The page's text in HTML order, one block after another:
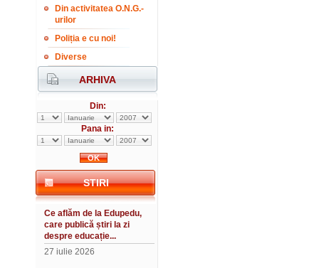
Din activitatea O.N.G.-
urilor
Poliția e cu noi!
Diverse
ARHIVA
Din:
Pana in:
STIRI
Ce aflăm de la Edupedu,
care publică știri la zi
despre educație...
27 iulie 2026